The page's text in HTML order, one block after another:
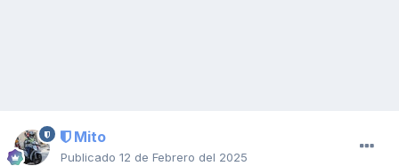
Mito
Publicado 12 de Febrero del 2025